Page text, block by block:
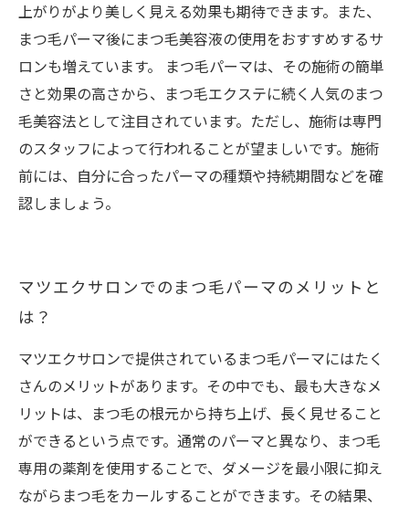
上がりがより美しく見える効果も期待できます。また、
まつ毛パーマ後にまつ毛美容液の使用をおすすめするサ
ロンも増えています。 まつ毛パーマは、その施術の簡単
さと効果の高さから、まつ毛エクステに続く人気のまつ
毛美容法として注目されています。ただし、施術は専門
のスタッフによって行われることが望ましいです。施術
前には、自分に合ったパーマの種類や持続期間などを確
認しましょう。
マツエクサロンでのまつ毛パーマのメリットと
は？
マツエクサロンで提供されているまつ毛パーマにはたく
さんのメリットがあります。その中でも、最も大きなメ
リットは、まつ毛の根元から持ち上げ、長く見せること
ができるという点です。通常のパーマと異なり、まつ毛
専用の薬剤を使用することで、ダメージを最小限に抑え
ながらまつ毛をカールすることができます。その結果、